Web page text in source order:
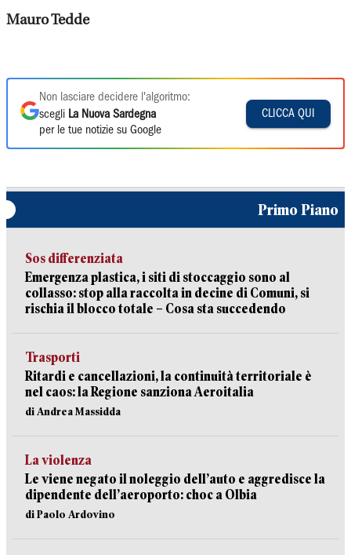
Mauro Tedde
Non lasciare decidere l'algoritmo:
scegli La Nuova Sardegna
per le tue notizie su Google
CLICCA QUI
Primo Piano
Sos differenziata
Emergenza plastica, i siti di stoccaggio sono al
collasso: stop alla raccolta in decine di Comuni, si
rischia il blocco totale – Cosa sta succedendo
Trasporti
Ritardi e cancellazioni, la continuità territoriale è
nel caos: la Regione sanziona Aeroitalia
di Andrea Massidda
La violenza
Le viene negato il noleggio dell’auto e aggredisce la
dipendente dell’aeroporto: choc a Olbia
di Paolo Ardovino